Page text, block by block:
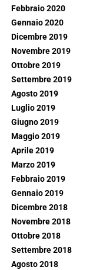
Febbraio 2020
Gennaio 2020
Dicembre 2019
Novembre 2019
Ottobre 2019
Settembre 2019
Agosto 2019
Luglio 2019
Giugno 2019
Maggio 2019
Aprile 2019
Marzo 2019
Febbraio 2019
Gennaio 2019
Dicembre 2018
Novembre 2018
Ottobre 2018
Settembre 2018
Agosto 2018